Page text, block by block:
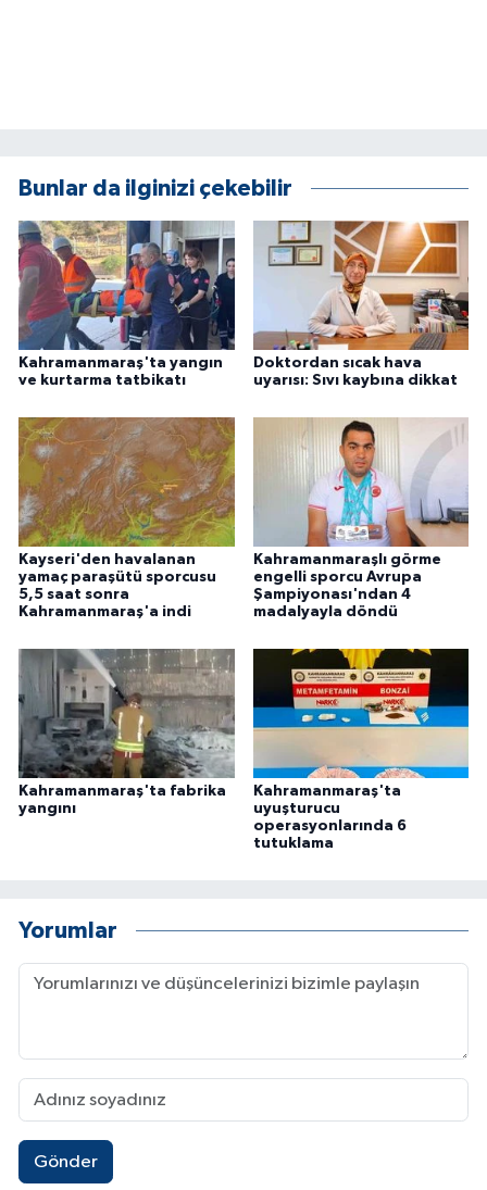
Bunlar da ilginizi çekebilir
Kahramanmaraş'ta yangın
ve kurtarma tatbikatı
Doktordan sıcak hava
uyarısı: Sıvı kaybına dikkat
Kayseri'den havalanan
yamaç paraşütü sporcusu
5,5 saat sonra
Kahramanmaraş'a indi
Kahramanmaraşlı görme
engelli sporcu Avrupa
Şampiyonası'ndan 4
madalyayla döndü
Kahramanmaraş'ta fabrika
yangını
Kahramanmaraş'ta
uyuşturucu
operasyonlarında 6
tutuklama
Yorumlar
Gönder